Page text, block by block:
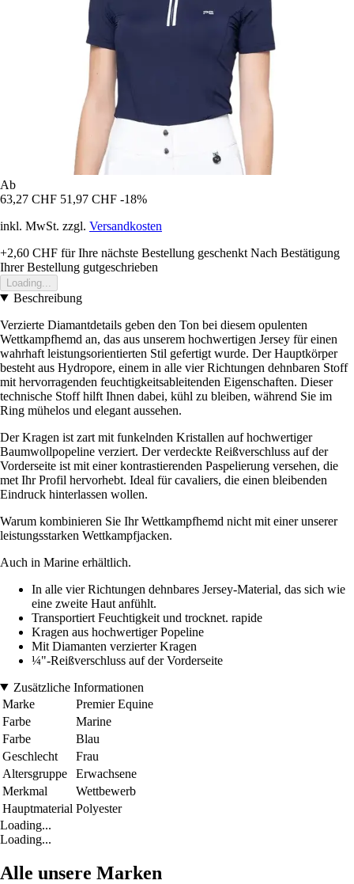
Ab
63,27 CHF 51,97 CHF -18%
inkl. MwSt. zzgl. Versandkosten
+2,60 CHF für Ihre nächste Bestellung geschenkt Nach Bestätigung
Ihrer Bestellung gutgeschrieben
Loading...
Beschreibung
Verzierte Diamantdetails geben den Ton bei diesem opulenten
Wettkampfhemd an, das aus unserem hochwertigen Jersey für einen
wahrhaft leistungsorientierten Stil gefertigt wurde. Der Hauptkörper
besteht aus Hydropore, einem in alle vier Richtungen dehnbaren Stoff
mit hervorragenden feuchtigkeitsableitenden Eigenschaften. Dieser
technische Stoff hilft Ihnen dabei, kühl zu bleiben, während Sie im
Ring mühelos und elegant aussehen.
Der Kragen ist zart mit funkelnden Kristallen auf hochwertiger
Baumwollpopeline verziert. Der verdeckte Reißverschluss auf der
Vorderseite ist mit einer kontrastierenden Paspelierung versehen, die
met Ihr Profil hervorhebt. Ideal für cavaliers, die einen bleibenden
Eindruck hinterlassen wollen.
Warum kombinieren Sie Ihr Wettkampfhemd nicht mit einer unserer
leistungsstarken Wettkampfjacken.
Auch in Marine erhältlich.
In alle vier Richtungen dehnbares Jersey-Material, das sich wie
eine zweite Haut anfühlt.
Transportiert Feuchtigkeit und trocknet. rapide
Kragen aus hochwertiger Popeline
Mit Diamanten verzierter Kragen
¼"-Reißverschluss auf der Vorderseite
Zusätzliche Informationen
Marke
Premier Equine
Farbe
Marine
Farbe
Blau
Geschlecht
Frau
Altersgruppe
Erwachsene
Merkmal
Wettbewerb
Hauptmaterial Polyester
Loading...
Loading...
Alle unsere Marken